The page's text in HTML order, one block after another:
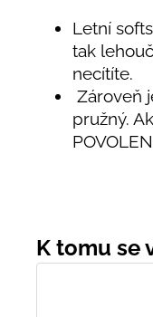
Letní
tak
necítíte.
Zároveň
pružný.